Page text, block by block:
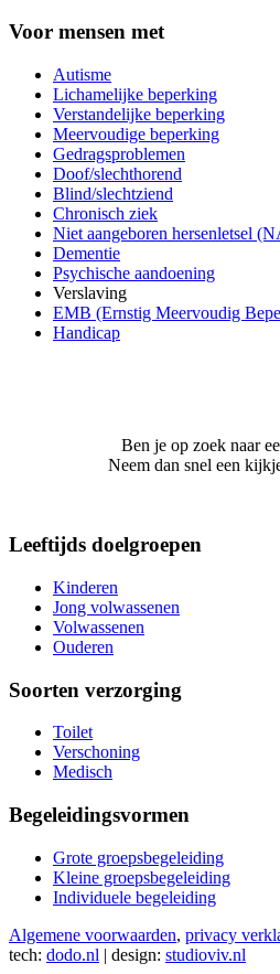
Voor mensen met
Autisme
Lichamelijke beperking
Verstandelijke beperking
Meervoudige beperking
Gedragsproblemen
Doof/slechthorend
Blind/slechtziend
Chronisch ziek
Niet aangeboren hersenletsel
Dementie
Psychische aandoening
Verslaving
EMB (Ernstig Meervoudig
Handicap
Ben je op zoek naar
Neem dan snel een
Leeftijds doelgroepen
Kinderen
Jong volwassenen
Volwassenen
Ouderen
Soorten verzorging
Toilet
Verschoning
Medisch
Begeleidingsvormen
Grote groepsbegeleiding
Kleine groepsbegeleiding
Individuele begeleiding
Algemene voorwaarden, privacy
tech: dodo.nl | design: studioviv.nl